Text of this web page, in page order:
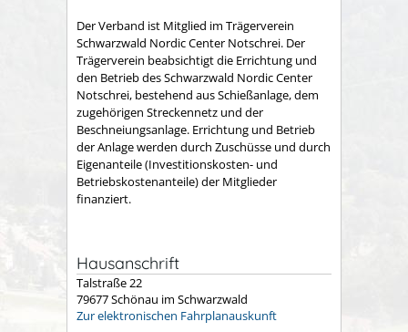
Der Verband ist Mitglied im Trägerverein
Schwarzwald Nordic Center Notschrei. Der
Trägerverein beabsichtigt die Errichtung und
den Betrieb des Schwarzwald Nordic Center
Notschrei, bestehend aus Schießanlage, dem
zugehörigen Streckennetz und der
Beschneiungsanlage. Errichtung und Betrieb
der Anlage werden durch Zuschüsse und durch
Eigenanteile (Investitionskosten- und
Betriebskostenanteile) der Mitglieder
finanziert.
Hausanschrift
Talstraße 22
79677Schönau im Schwarzwald
Zur elektronischen Fahrplanauskunft